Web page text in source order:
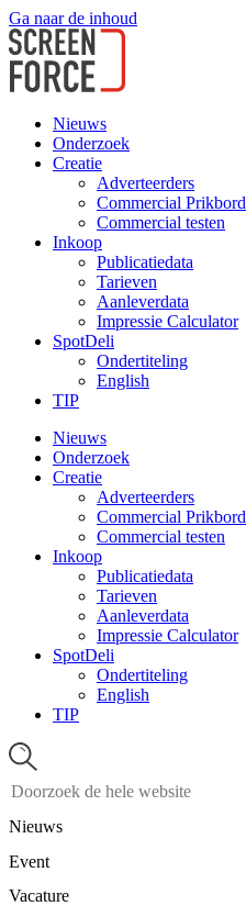
Ga naar de inhoud
Nieuws
Onderzoek
Creatie
Adverteerders
Commercial Prikbord
Commercial testen
Inkoop
Publicatiedata
Tarieven
Aanleverdata
Impressie Calculator
SpotDeli
Ondertiteling
English
TIP
Nieuws
Onderzoek
Creatie
Adverteerders
Commercial Prikbord
Commercial testen
Inkoop
Publicatiedata
Tarieven
Aanleverdata
Impressie Calculator
SpotDeli
Ondertiteling
English
TIP
Nieuws
Event
Vacature